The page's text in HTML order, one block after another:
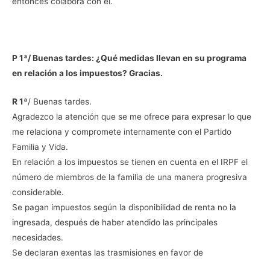
P 1ª/ Buenas tardes: ¿Qué medidas llevan en su programa
en relación a los impuestos? Gracias.
R 1ª/ Buenas tardes.
Agradezco la atención que se me ofrece para expresar lo que
me relaciona y compromete internamente con el Partido
Familia y Vida.
En relación a los impuestos se tienen en cuenta en el IRPF el
número de miembros de la familia de una manera progresiva
considerable.
Se pagan impuestos según la disponibilidad de renta no la
ingresada, después de haber atendido las principales
necesidades.
Se declaran exentas las trasmisiones en favor de